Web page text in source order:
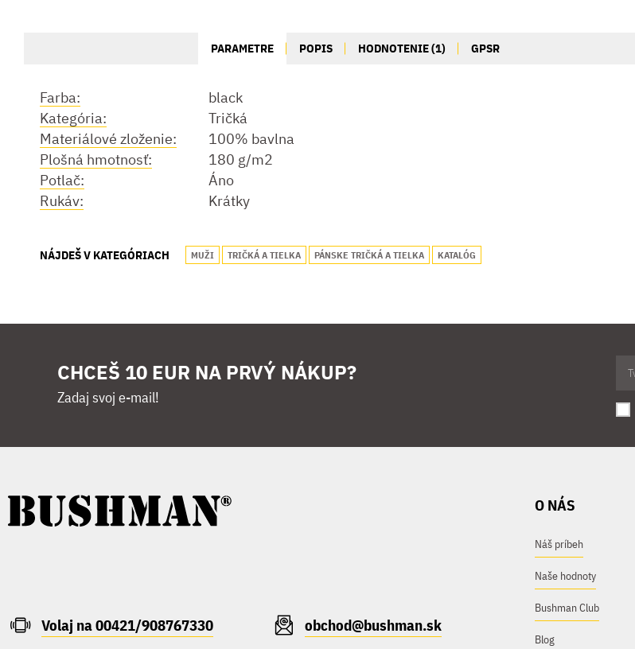
PARAMETRE POPIS HODNOTENIE (1) GPSR
Farba:
black
Kategória:
Tričká
Materiálové zloženie:
100% bavlna
Plošná hmotnosť:
180 g/m2
Potlač:
Áno
Rukáv:
Krátky
NÁJDEŠ V KATEGÓRIACH MUŽI TRIČKÁ A TIELKA PÁNSKE TRIČKÁ A TIELKA KATALÓG
CHCEŠ 10 EUR NA PRVÝ NÁKUP?
Zadaj svoj e-mail!
Volaj na 00421/908767330 obchod@bushman.sk
O NÁS
Náš príbeh
Naše hodnoty
Bushman Club
Blog